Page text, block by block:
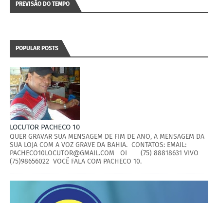
PREVISÃO DO TEMPO
POPULAR POSTS
LOCUTOR PACHECO 10
QUER GRAVAR SUA MENSAGEM DE FIM DE ANO, A MENSAGEM DA
SUA LOJA COM A VOZ GRAVE DA BAHIA. CONTATOS: EMAIL:
PACHECO10LOCUTOR@GMAIL.COM OI (75) 88818631 VIVO
(75)98656022 VOCÊ FALA COM PACHECO 10.